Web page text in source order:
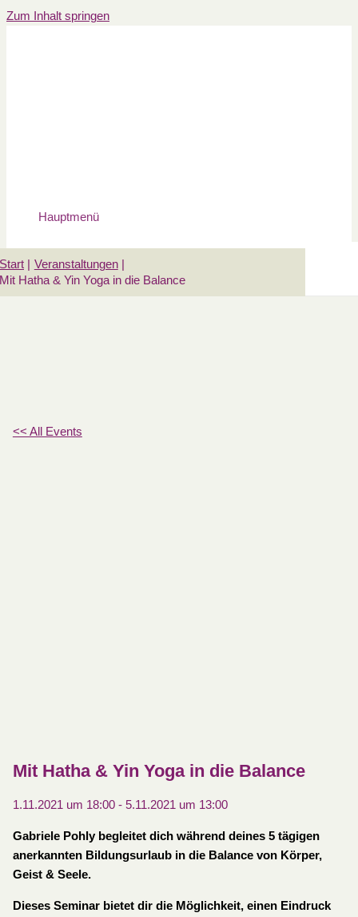
Zum Inhalt springen
Hauptmenü
Start
Veranstaltungen
Mit Hatha & Yin Yoga in die Balance
<< All Events
Mit Hatha & Yin Yoga in die Balance
1.11.2021 um 18:00- 5.11.2021 um 13:00
Gabriele Pohly begleitet dich während deines 5 tägigen
anerkannten Bildungsurlaub in die Balance von Körper,
Geist & Seele.
Dieses Seminar bietet dir die Möglichkeit, einen Eindruck